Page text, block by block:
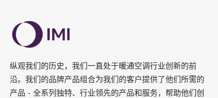
纵观我们的历史，我们一直处于暖通空调行业创新的前
沿。我们的品牌产品组合为我们的客户提供了他们所需的
产品 - 全系列独特、行业领先的产品和服务，帮助他们创